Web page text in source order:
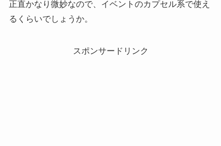
正直かなり微妙なので、イベントのカプセル系で使え
るくらいでしょうか。
スポンサードリンク